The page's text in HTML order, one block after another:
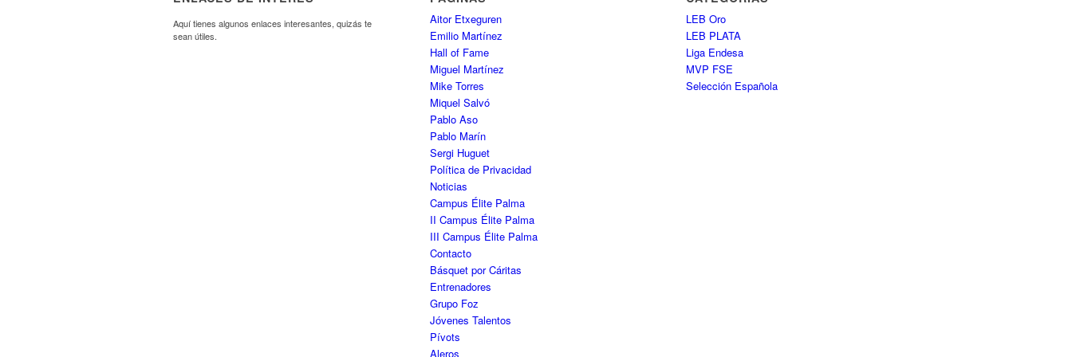
Aquí tienes algunos enlaces interesantes, quizás te
sean útiles.
Aitor Etxeguren
Emilio Martínez
Hall of Fame
Miguel Martínez
Mike Torres
Miquel Salvó
Pablo Aso
Pablo Marín
Sergi Huguet
Política de Privacidad
Noticias
Campus Élite Palma
II Campus Élite Palma
III Campus Élite Palma
Contacto
Básquet por Cáritas
Entrenadores
Grupo Foz
Jóvenes Talentos
Pívots
Aleros
LEB Oro
LEB PLATA
Liga Endesa
MVP FSE
Selección Española